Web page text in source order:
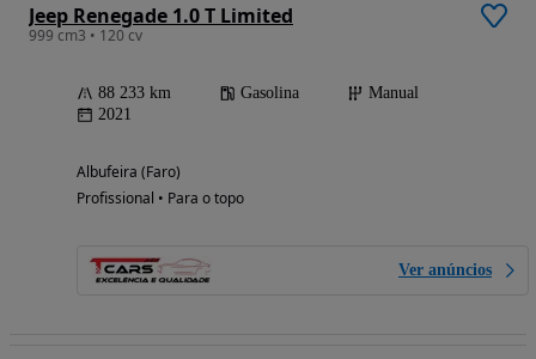
Jeep Renegade 1.0 T Limited
999 cm3 • 120 cv
88 233 km Gasolina
Manual
2021
Albufeira (Faro)
Profissional • Para o topo
Ver anúncios